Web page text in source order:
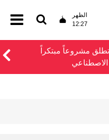
الظهر
12:27
مشروعاً مبتكراً
الاصطناعي